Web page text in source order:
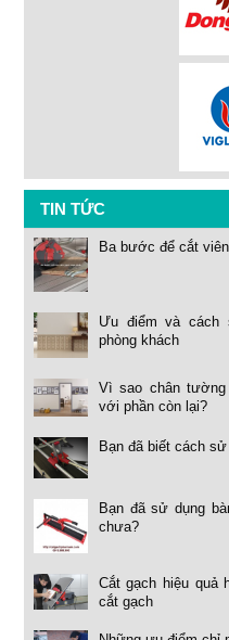
TIN TỨC
Ba bước để cắt
Ưu điểm và cách
phòng khách
Vì sao chân
với phần còn lại?
Bạn đã biết cách
Bạn đã sử dụng
chưa?
Cắt gạch hiệu quả
cắt gạch